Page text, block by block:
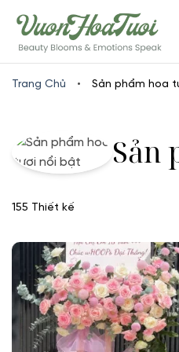
to
content
Trang Chủ • Sản phẩm hoa
Sản
155 Thiết kế